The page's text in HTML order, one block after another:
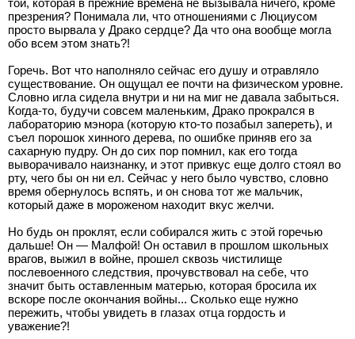
той, которая в прежние времена не вызывала ничего, кроме
презрения? Понимала ли, что отношениями с Люциусом
просто вырвала у Драко сердце? Да что она вообще могла
обо всем этом знать?!
Горечь. Вот что наполняло сейчас его душу и отравляло
существование. Он ощущал ее почти на физическом уровне.
Словно игла сидела внутри и ни на миг не давала забыться.
Когда-то, будучи совсем маленьким, Драко прокрался в
лабораторию мэнора (которую кто-то позабыл запереть), и
съел порошок хинного дерева, по ошибке приняв его за
сахарную пудру. Он до сих пор помнил, как его тогда
выворачивало наизнанку, и этот привкус еще долго стоял во
рту, чего бы он ни ел. Сейчас у него было чувство, словно
время обернулось вспять, и он снова тот же мальчик,
который даже в мороженом находит вкус желчи.
Но будь он проклят, если собирался жить с этой горечью
дальше! Он — Малфой! Он оставил в прошлом школьных
врагов, выжил в войне, прошел сквозь чистилище
послевоенного следствия, прочувствовал на себе, что
значит быть оставленным матерью, которая бросила их
вскоре после окончания войны... Сколько еще нужно
пережить, чтобы увидеть в глазах отца гордость и
уважение?!